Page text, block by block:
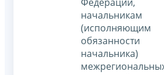
начальникам
(исполняющим
обязанности
начальника)